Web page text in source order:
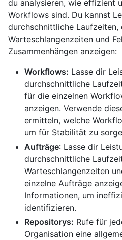
du analysieren, wie effizient
Workflows sind. Du kannst
durchschnittliche
Warteschlangenzeiten und
Zusammenhängen anzeigen:
Workflows: Lasse dir
durchschnittliche
für die einzelnen
anzeigen. Verwende
ermitteln, welche
um für Stabilität zu
Aufträge: Lasse dir
durchschnittliche
Warteschlangenzeiten
einzelne Aufträge
Informationen, um
identifizieren.
Repositorys: Rufe für
Organisation eine